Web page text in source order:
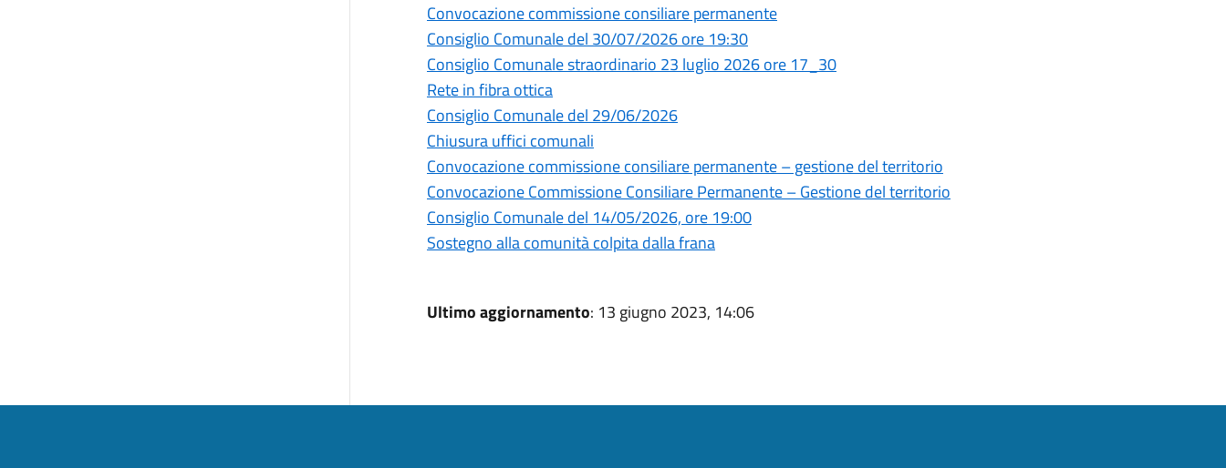
Convocazione commissione consiliare permanente
Consiglio Comunale del 30/07/2026 ore 19:30
Consiglio Comunale straordinario 23 luglio 2026 ore 17_30
Rete in fibra ottica
Consiglio Comunale del 29/06/2026
Chiusura uffici comunali
Convocazione commissione consiliare permanente – gestione del territorio
Convocazione Commissione Consiliare Permanente – Gestione del territorio
Consiglio Comunale del 14/05/2026, ore 19:00
Sostegno alla comunità colpita dalla frana
Ultimo aggiornamento: 13 giugno 2023, 14:06